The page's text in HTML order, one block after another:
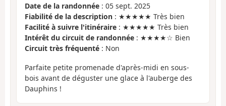
Date de la randonnée : 05 sept. 2025
Fiabilité de la description : ★★★★★ Très bien
Facilité à suivre l'itinéraire : ★★★★★ Très bien
Intérêt du circuit de randonnée : ★★★★☆ Bien
Circuit très fréquenté : Non
Parfaite petite promenade d'après-midi en sous-
bois avant de déguster une glace à l'auberge des
Dauphins !